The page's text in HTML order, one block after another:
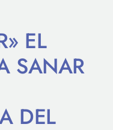
EL
SANAR
DEL